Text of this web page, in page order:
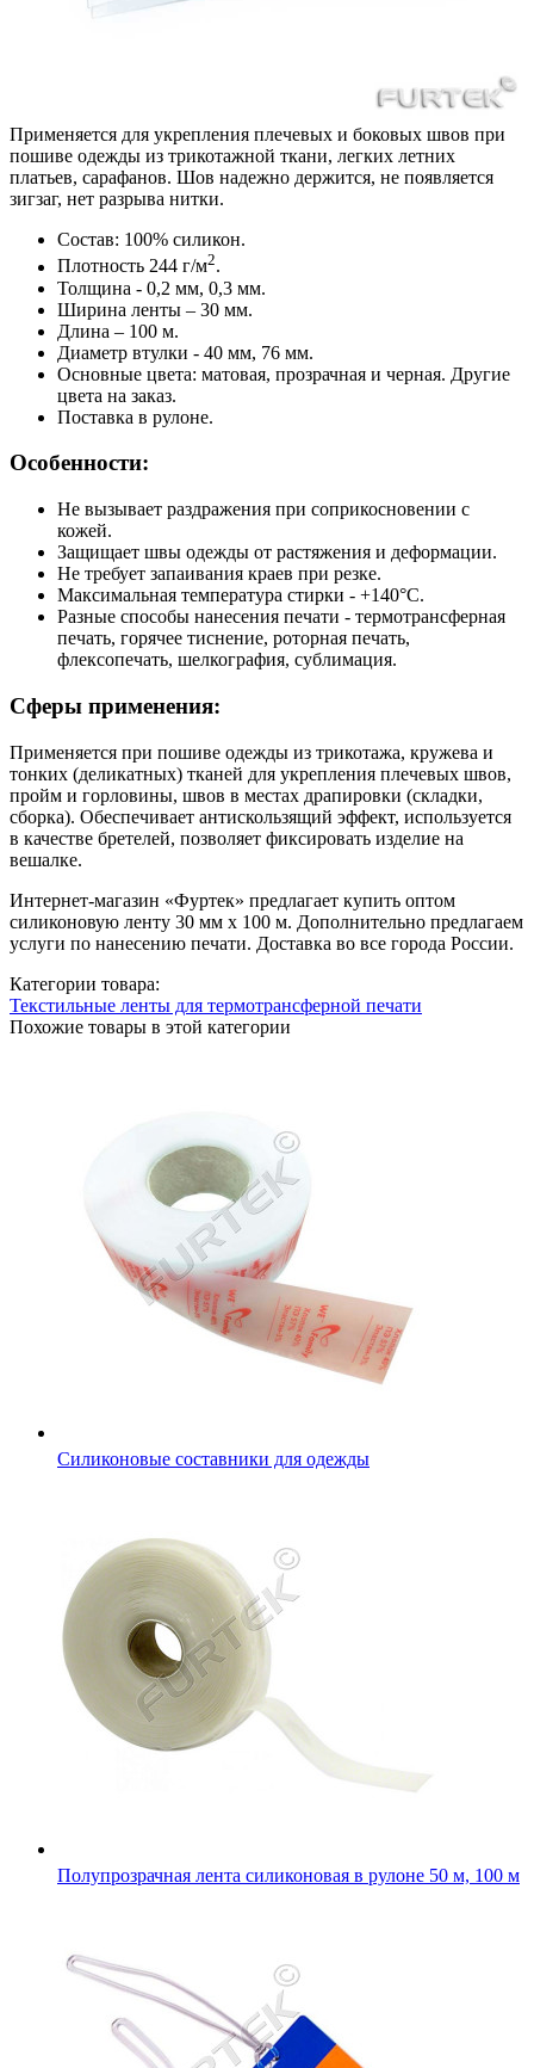
Применяется для укрепления плечевых и боковых швов при
пошиве одежды из трикотажной ткани, легких летних
платьев, сарафанов. Шов надежно держится, не появляется
зигзаг, нет разрыва нитки.
Состав: 100% силикон.
Плотность 244 г/м2.
Толщина - 0,2 мм, 0,3 мм.
Ширина ленты – 30 мм.
Длина – 100 м.
Диаметр втулки - 40 мм, 76 мм.
Основные цвета: матовая, прозрачная и черная. Другие
цвета на заказ.
Поставка в рулоне.
Особенности:
Не вызывает раздражения при соприкосновении с
кожей.
Защищает швы одежды от растяжения и деформации.
Не требует запаивания краев при резке.
Максимальная температура стирки - +140°С.
Разные способы нанесения печати - термотрансферная
печать, горячее тиснение, роторная печать,
флексопечать, шелкография, сублимация.
Сферы применения:
Применяется при пошиве одежды из трикотажа, кружева и
тонких (деликатных) тканей для укрепления плечевых швов,
пройм и горловины, швов в местах драпировки (складки,
сборка). Обеспечивает антискользящий эффект, используется
в качестве бретелей, позволяет фиксировать изделие на
вешалке.
Интернет-магазин «Фуртек» предлагает купить оптом
силиконовую ленту 30 мм х 100 м. Дополнительно предлагаем
услуги по нанесению печати. Доставка во все города России.
Категории товара:
Текстильные ленты для термотрансферной печати
Похожие товары в этой категории
Силиконовые составники для одежды
Полупрозрачная лента силиконовая в рулоне 50 м, 100 м